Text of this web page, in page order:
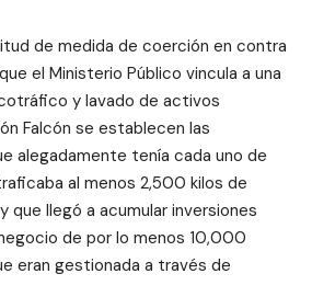
de medida de coerción en contra
el Ministerio Público vincula a una
y lavado de activos
Falcón se establecen las
alegadamente tenía cada uno de
al menos 2,500 kilos de
que llegó a acumular inversiones
de por lo menos 10,000
eran gestionada a través de